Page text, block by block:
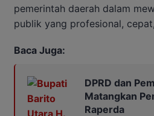
pemerintah daerah dalam
publik yang profesional,
Baca Juga:
DPRD dan
Matangkan
Raperda